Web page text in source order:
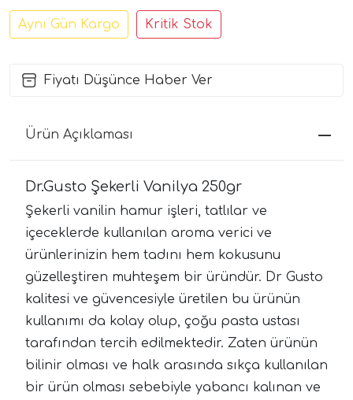
Aynı Gün Kargo Kritik Stok
Fiyatı Düşünce Haber Ver
Ürün Açıklaması
Dr.Gusto Şekerli Vanilya 250gr
Şekerli vanilin hamur işleri, tatlılar ve
içeceklerde kullanılan aroma verici ve
ürünlerinizin hem tadını hem kokusunu
güzelleştiren muhteşem bir üründür. Dr Gusto
kalitesi ve güvencesiyle üretilen bu ürünün
kullanımı da kolay olup, çoğu pasta ustası
tarafından tercih edilmektedir. Zaten ürünün
bilinir olması ve halk arasında sıkça kullanılan
bir ürün olması sebebiyle yabancı kalınan ve